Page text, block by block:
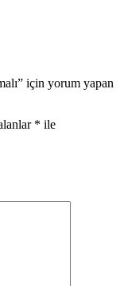
için yorum yapan
* ile